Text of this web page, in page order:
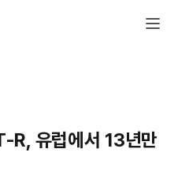
R, 유럽에서 13년만